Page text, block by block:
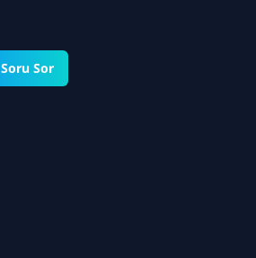
Soru Sor